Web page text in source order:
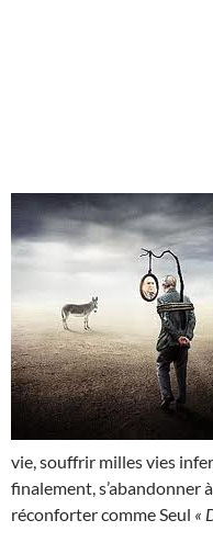
vie, souffrir milles vies
finalement, s’abandonner à
réconforter comme Seul «